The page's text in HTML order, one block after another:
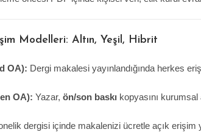
Modelleri: Altın, Yeşil, Hibrit
OA): Dergi makalesi yayınlandığında herkes
OA): Yazar, ön/son baskı kopyasını
dergisi içinde makalenizi ücretle açık erişim